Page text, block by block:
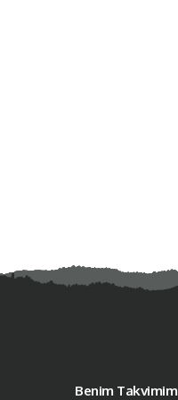
Benim Takvimim